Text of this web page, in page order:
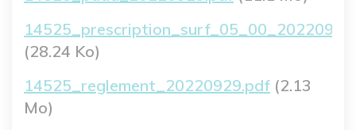
Fichier
(28.24 Ko)
Fichier
14525_reglement_20220929.pdf (2.13
Mo)